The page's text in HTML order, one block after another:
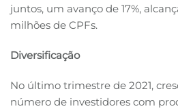
juntos, um avanço de 17%,
milhões de CPFs.
Diversificação
No último trimestre de 2021,
número de investidores com